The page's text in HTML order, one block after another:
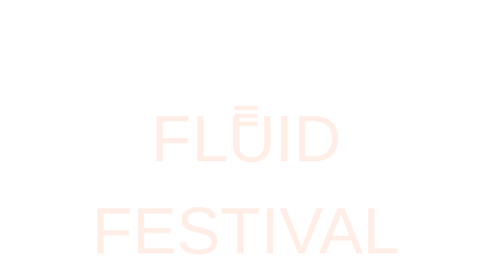
FLUID
FESTIVAL